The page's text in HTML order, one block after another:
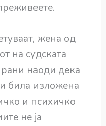
жена од
на судската
наоди дека
била изложена
и психичко
не ја